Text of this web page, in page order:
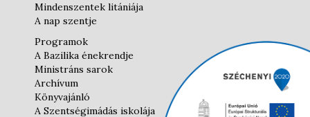
Mindenszentek litániája
A nap szentje
Programok
A Bazilika énekrendje
Ministráns sarok
Archívum
Könyvajánló
A Szentségimádás iskolája